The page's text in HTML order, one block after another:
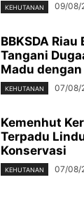
KEHUTANAN 09/08/
BBKSDA
Tangani
Madu dengan
KEHUTANAN 07/08/
Kemenhut
Terpadu
Konservasi
KEHUTANAN 07/08/